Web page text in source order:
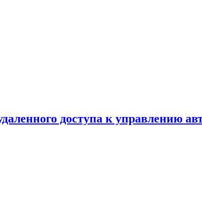
доступа к управлению